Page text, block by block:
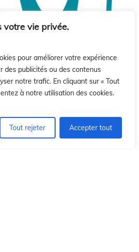
votre vie privée.
pour améliorer votre expérience
des publicités ou des contenus
notre trafic. En cliquant sur « Tout
à notre utilisation des cookies.
Tout rejeter Accepter tout